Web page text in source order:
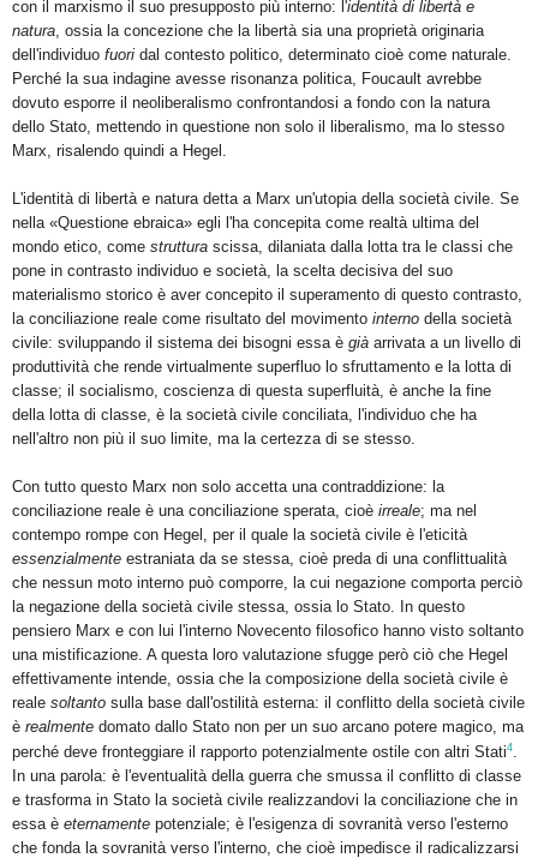
con il marxismo il suo presupposto più interno: l'identità di libertà e
natura , ossia la concezione che la libertà sia una proprietà originaria
dell'individuo fuori dal contesto politico, determinato cioè come naturale.
Perché la sua indagine avesse risonanza politica, Foucault avrebbe
dovuto esporre il neoliberalismo confrontandosi a fondo con la natura
dello Stato, mettendo in questione non solo il liberalismo, ma lo stesso
Marx, risalendo quindi a Hegel.
L'identità di libertà e natura detta a Marx un'utopia della società civile. Se
nella «Questione ebraica» egli l'ha concepita come realtà ultima del
mondo etico, come struttura scissa, dilaniata dalla lotta tra le classi che
pone in contrasto individuo e società, la scelta decisiva del suo
materialismo storico è aver concepito il superamento di questo contrasto,
la conciliazione reale come risultato del movimento interno della società
civile: sviluppando il sistema dei bisogni essa è già arrivata a un livello di
produttività che rende virtualmente superfluo lo sfruttamento e la lotta di
classe; il socialismo, coscienza di questa superfluità, è anche la fine
della lotta di classe, è la società civile conciliata, l'individuo che ha
nell'altro non più il suo limite, ma la certezza di se stesso.
Con tutto questo Marx non solo accetta una contraddizione: la
conciliazione reale è una conciliazione sperata, cioè irreale; ma nel
contempo rompe con Hegel, per il quale la società civile è l'eticità
essenzialmente estraniata da se stessa, cioè preda di una conflittualità
che nessun moto interno può comporre, la cui negazione comporta perciò
la negazione della società civile stessa, ossia lo Stato. In questo
pensiero Marx e con lui l'interno Novecento filosofico hanno visto soltanto
una mistificazione. A questa loro valutazione sfugge però ciò che Hegel
effettivamente intende, ossia che la composizione della società civile è
reale soltanto sulla base dall'ostilità esterna: il conflitto della società civile
è realmente domato dallo Stato non per un suo arcano potere magico, ma
perché deve fronteggiare il rapporto potenzialmente ostile con altri Stati4.
In una parola: è l'eventualità della guerra che smussa il conflitto di classe
e trasforma in Stato la società civile realizzandovi la conciliazione che in
essa è eternamente potenziale; è l'esigenza di sovranità verso l'esterno
che fonda la sovranità verso l'interno, che cioè impedisce il radicalizzarsi